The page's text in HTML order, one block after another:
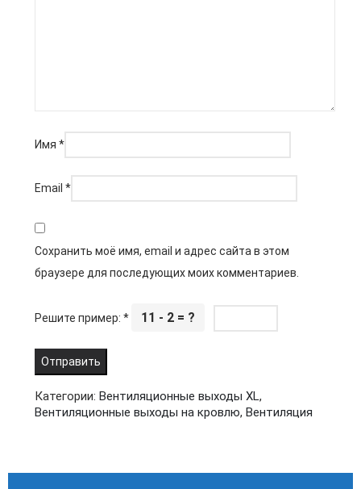
Имя *
Email *
Сохранить моё имя, email и адрес сайта в этом
браузере для последующих моих комментариев.
Решите пример: * 11 - 2 = ?
Категории: Вентиляционные выходы XL,
Вентиляционные выходы на кровлю, Вентиляция